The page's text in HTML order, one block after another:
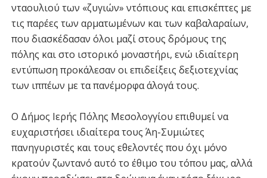
νταουλιού των «ζυγιών» ντόπιους και επισκέπτες με
τις παρέες των αρματωμένων και των καβαλαραίων,
που διασκέδασαν όλοι μαζί στους δρόμους της
πόλης και στο ιστορικό μοναστήρι, ενώ ιδιαίτερη
εντύπωση προκάλεσαν οι επιδείξεις δεξιοτεχνίας
των ιππέων με τα πανέμορφα άλογά τους.
Ο Δήμος Ιερής Πόλης Μεσολογγίου επιθυμεί να
ευχαριστήσει ιδιαίτερα τους Άη-Συμιώτες
πανηγυριστές και τους εθελοντές που όχι μόνο
κρατούν ζωντανό αυτό το έθιμο του τόπου μας, αλλά